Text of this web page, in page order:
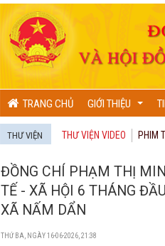
TRANG CHỦ GIỚI THIỆU
...
THƯ VIỆN THƯ VIỆN VIDEO PHIM
ĐỒNG CHÍ PHẠM THỊ
TẾ - XÃ HỘI 6 THÁNG
XÃ NẤM DẨN
THỨ BA, NGÀY 16-06-2026, 21:38